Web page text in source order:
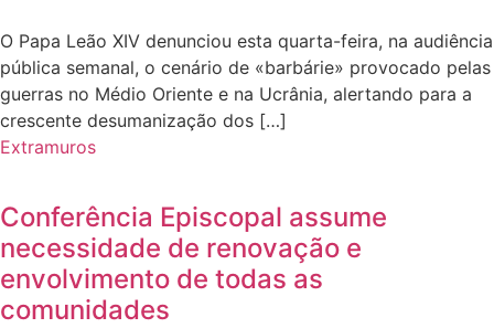
O Papa Leão XIV denunciou esta quarta-feira, na audiência
pública semanal, o cenário de «barbárie» provocado pelas
guerras no Médio Oriente e na Ucrânia, alertando para a
crescente desumanização dos […]
Extramuros
Conferência Episcopal assume
necessidade de renovação e
envolvimento de todas as
comunidades